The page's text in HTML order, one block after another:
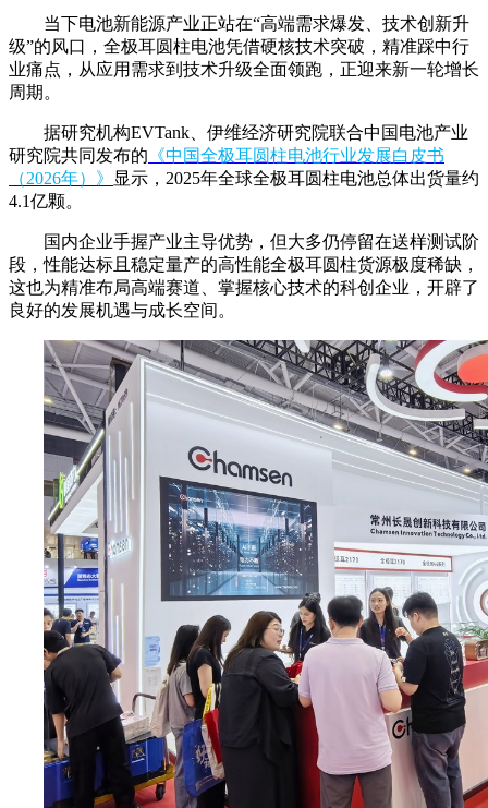
当下电池新能源产业正站在“高端需求爆发、技术创新升
级”的风口，全极耳圆柱电池凭借硬核技术突破，精准踩中行
业痛点，从应用需求到技术升级全面领跑，正迎来新一轮增长
周期。
据研究机构EVTank、伊维经济研究院联合中国电池产业
研究院共同发布的 《中国全极耳圆柱电池行业发展白皮书
（2026年）》
显示，2025年全球全极耳圆柱电池总体出货量约
4.1亿颗。
国内企业手握产业主导优势，但大多仍停留在送样测试阶
段，性能达标且稳定量产的高性能全极耳圆柱货源极度稀缺，
这也为精准布局高端赛道、掌握核心技术的科创企业，开辟了
良好的发展机遇与成长空间。